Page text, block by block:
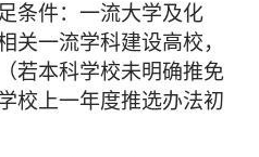
件：一流大学及化
关一流学科建设高校，
若本科学校未明确推免
校上一年度推选办法初